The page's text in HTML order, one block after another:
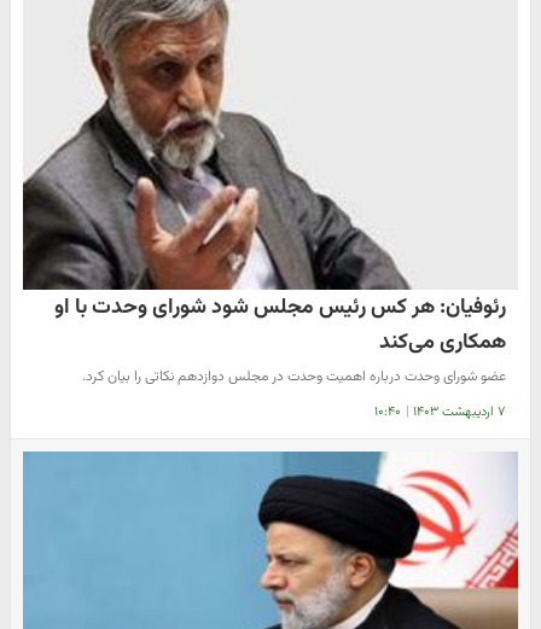
رئوفیان: هر کس رئیس مجلس شود شورای وحدت با او
همکاری می‌کند
عضو شورای وحدت درباره اهمیت وحدت در مجلس دوازدهم نکاتی را بیان کرد.
۷ اردیبهشت ۱۴۰۳ | ۱۰:۴۰